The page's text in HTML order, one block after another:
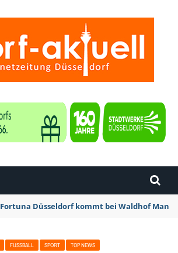
Fortuna Düsseldorf kommt bei Waldhof
FUSSBALL SPORT TOP NEWS